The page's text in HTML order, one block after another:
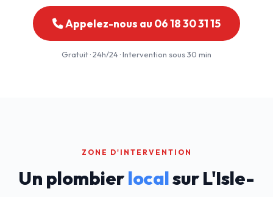
Appelez-nous au 06 18 30 31 15
Gratuit · 24h/24 · Intervention sous 30 min
ZONE D'INTERVENTION
Un plombierlocalsur L'Isle-